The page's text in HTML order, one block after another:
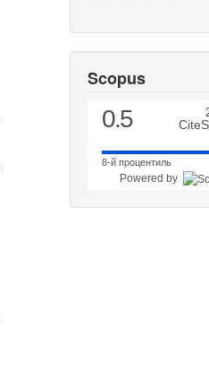
Scopus
0.5
8-й процентиль
Powered by